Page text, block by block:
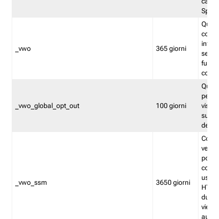
Split
_vwo 365 giorni
_vwo_global_opt_out 100 giorni
su
_vwo_ssm 3650 giorni
viene